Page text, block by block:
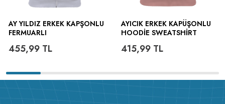
AY YILDIZ ERKEK KAPŞONLU
FERMUARLI
455,99 TL
AYICIK ERKEK KAPÜŞONLU
HOODIE SWEATSHIRT
415,99TL